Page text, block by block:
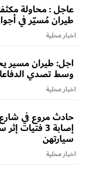
عاجل : محاولة
طيران مُسيّر في
اخبار محلية
اجل: طيران مسير
وسط تصدي
اخبار محلية
حادث مروع في
إصابة 3
سيارتهن
اخبار محلية